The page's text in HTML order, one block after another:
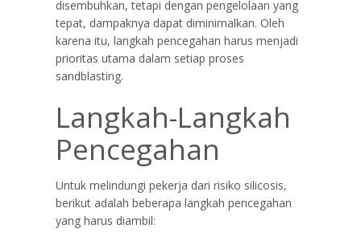
disembuhkan, tetapi dengan pengelolaan yang
tepat, dampaknya dapat diminimalkan. Oleh
karena itu, langkah pencegahan harus menjadi
prioritas utama dalam setiap proses
sandblasting.
Langkah-Langkah
Pencegahan
Untuk melindungi pekerja dari risiko silicosis,
berikut adalah beberapa langkah pencegahan
yang harus diambil: